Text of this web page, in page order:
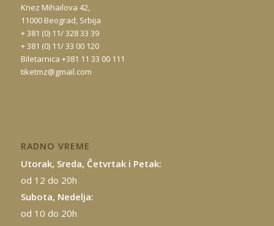
Knez Mihailova 42,
11000 Beograd, Srbija
+ 381 (0) 11/ 328 33 39
+ 381 (0) 11/ 33 00 120
Biletarnica +381 11 33 00 111
tiketmz@gmail.com
RADNO VREME
Utorak, Sreda, Četvrtak i Petak:
od 12 do 20h
Subota, Nedelja:
od 10 do 20h